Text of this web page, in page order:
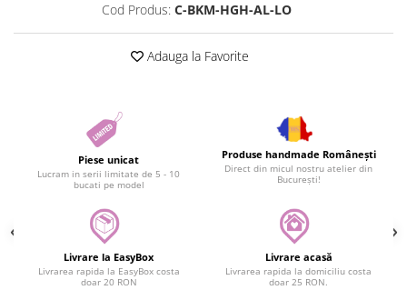
Cod Produs: C-BKM-HGH-AL-LO
Adauga la Favorite
Piese unicat
Lucram in serii limitate de 5 - 10
bucati pe model
Produse handmade Românești
Direct din micul nostru atelier din
București!
Livrare la EasyBox
Livrarea rapida la EasyBox costa
doar 20 RON
Livrare acasă
Livrarea rapida la domiciliu costa
doar 25 RON.